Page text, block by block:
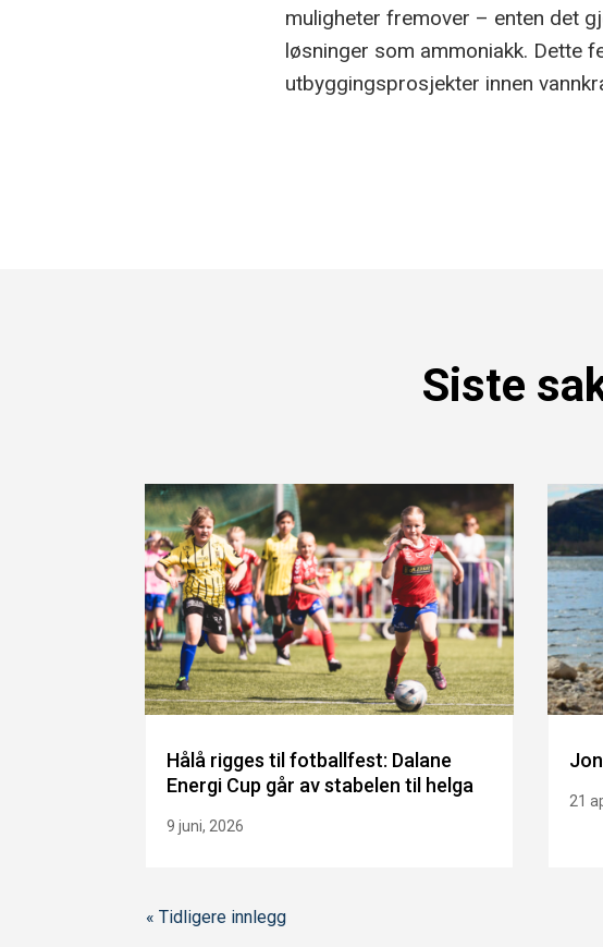
muligheter fremover – enten det
løsninger som ammoniakk. Dette
utbyggingsprosjekter innen
Siste
Hålå rigges til fotballfest: Dalane
Energi Cup går av stabelen til helga
9 juni, 2026
21
« Tidligere innlegg